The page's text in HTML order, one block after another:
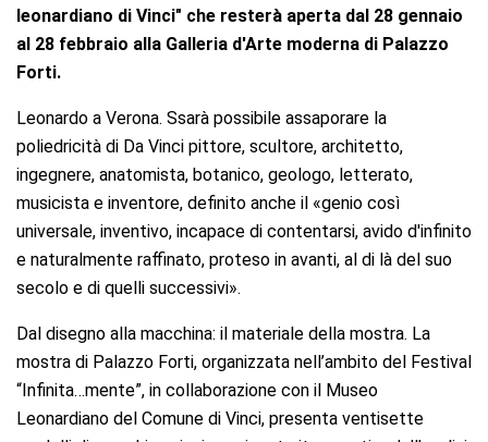
leonardiano di Vinci" che resterà aperta dal 28 gennaio
al 28 febbraio alla Galleria d'Arte moderna di Palazzo
Forti.
Leonardo a Verona. Ssarà possibile assaporare la
poliedricità di Da Vinci pittore, scultore, architetto,
ingegnere, anatomista, botanico, geologo, letterato,
musicista e inventore, definito anche il «genio così
universale, inventivo, incapace di contentarsi, avido d'infinito
e naturalmente raffinato, proteso in avanti, al di là del suo
secolo e di quelli successivi».
Dal disegno alla macchina: il materiale della mostra. La
mostra di Palazzo Forti, organizzata nell’ambito del Festival
“Infinita…mente”, in collaborazione con il Museo
Leonardiano del Comune di Vinci, presenta ventisette